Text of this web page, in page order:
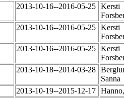
2013-10-16--2016-05-25 Kersti
2013-10-16--2016-05-25 Kersti
2013-10-16--2016-05-25 Kersti
2013-10-18--2014-03-28
Sanna
2013-10-19--2015-12-17